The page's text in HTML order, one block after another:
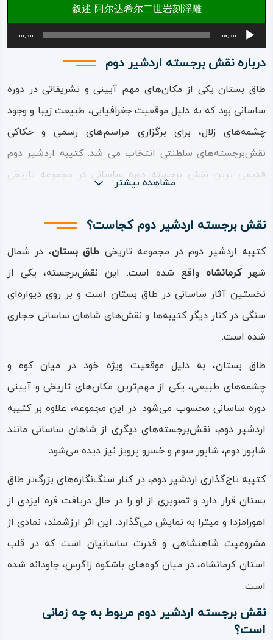
叙述 阿尔达希尔二世岩刻浮雕
پخش‌کننده
صوت
00:00
00:00
درباره نقش برجسته اردشیر دوم
طاق بستان یکی از مکان‌های مهم آیینی و تشریفاتی در دوره
ساسانی بود که به دلیل موقعیت جغرافیایی، طبیعت زیبا و وجود
چشمه‌های زلال، برای برگزاری مراسم‌های رسمی و حکاکی
نقش‌برجسته‌های سلطنتی انتخاب می شد. کتیبه اردشیر دوم
قدیمی ترین نقش برجسته دوره ساسانی در مجموعه تاریخی
شاهنشاهی در ایران باستان بوده است. این کتیبه که در دل
تاج‌گذاری اردشیر دوم را به نمایش می‌گذارد و در کنار دیگر
نقش‌برجسته‌های ساسانی، به عنوان یکی از اسناد مهم تاریخی و
هنری آن دوره محسوب می‌شود. این نقش برجسته شامل سه
شخصیت اصلی است:
نماد اقتدار و مشروعیت پادشاهی است. در حالی که دست
چپش را بر روی شمشیرش گذاشته، دست راست خود را به
نشانه احترام و دریافت فره ایزدی به سوی اهورامزدا دراز کرده
است.
اهورامزدا (در سمت راست): اهورامزدا، ایزد بزرگ زرتشتی، حلقه
نمادین پادشاهی (فره ایزدی) را به اردشیر دوم اعطا می‌کند که
نشان از تأیید الهی حکومت او دارد.
میترا (در سمت چپ): ایزد میترا به عنوان نماد پیمان و نگهبان
پادشاهی، با هاله‌ای از نور پشت سرش ایستاده و شاخه ای از
گیاه مقدس برسم در دستش گرفته است، در حالی که در زیر
پایش گل نیلوفر دیده می شود.
احتمال زیاد نماد دشمن شکست‌خورده ساسانیان، یعنی امپراتور
مشاهده بیشتر
نقش برجسته اردشیر دوم کجاست؟
کتیبه اردشیر دوم در مجموعه تاریخی طاق بستان، در شمال
شهرکرمانشاه واقع شده است. این نقش‌برجسته، یکی از
نخستین آثار ساسانی در طاق بستان است و بر روی دیواره‌ای
سنگی در کنار دیگر کتیبه‌ها و نقش‌های شاهان ساسانی حجاری
شده است.
طاق بستان، به دلیل موقعیت ویژه خود در میان کوه و
چشمه‌های طبیعی، یکی از مهم‌ترین مکان‌های تاریخی و آیینی
دوره ساسانی محسوب می‌شود. در این مجموعه، علاوه بر کتیبه
اردشیر دوم، نقش‌برجسته‌های دیگری از شاهان ساسانی مانند
شاپور دوم، شاپور سوم و خسرو پرویز نیز دیده می‌شود.
کتیبه تاج‌گذاری اردشیر دوم، در کنار سنگ‌نگاره‌های بزرگ‌تر طاق
بستان قرار دارد و تصویری از او را در حال دریافت فره ایزدی از
اهورامزدا و میترا به نمایش می‌گذارد. این اثر ارزشمند، نمادی از
مشروعیت شاهنشاهی و قدرت ساسانیان است که در قلب
استان کرمانشاه، در میان کوه‌های باشکوه زاگرس، جاودانه شده
است.
نقش برجسته اردشیر دوم مربوط به چه زمانی
است؟